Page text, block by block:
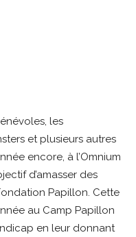
les
et plusieurs autres
encore, à l’Omnium
d’amasser des
Papillon. Cette
au Camp Papillon
en leur donnant